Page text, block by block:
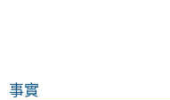
事實